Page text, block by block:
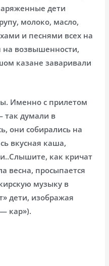
дети
молоко, масло,
и песнями всех на
на возвышенности,
казане заваривали
Именно с прилетом
так думали в
они собирались на
вкусная каша,
как кричат
весна, просыпается
музыку в
дети, изображая
кар»).